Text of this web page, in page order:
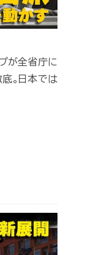
プが全省庁に
底｡日本では